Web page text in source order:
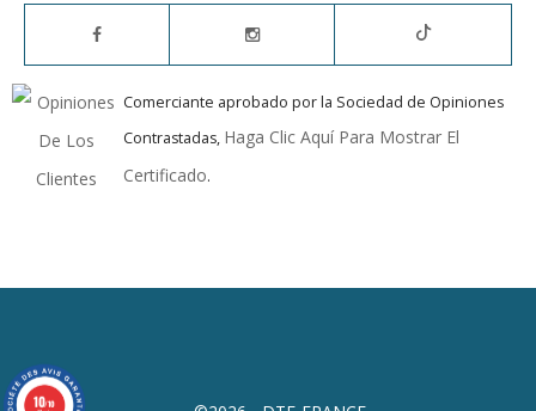
Comerciante aprobado por la Sociedad de Opiniones
Contrastadas, Haga Clic Aquí Para Mostrar El
Certificado.
10/10